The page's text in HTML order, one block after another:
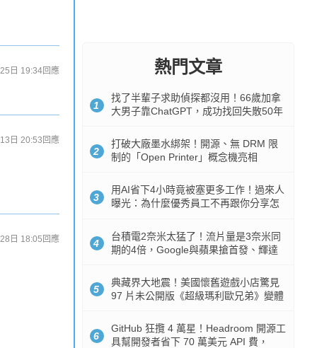
日 19:34回應
日 20:53 回應
日 18:05 回應
熱門文章
1
找了半輩子求助偵探都沒用！66歲加拿
大男子靠ChatGPT，成功找回失散50年
2
打破大廠墨水綁架！開源、無 DRM 限
制的「Open Printer」概念機亮相
3
用AI省下4小時竟被塞更多工作！過來人
曝光：為什麼優秀員工不再跟你分享怎
4
台積電2奈米太猛了！流片量是3奈米同
期的4倍，Google與蘋果搶首發、輝達
5
典藏界大地震！美國懷舊遊戲小店驚見
97 片未公開版《超級瑪利歐兄弟》變體
6
GitHub 狂攬 4 萬星！Headroom 開源工
具幫開發者省下 70 萬美元 API 費，